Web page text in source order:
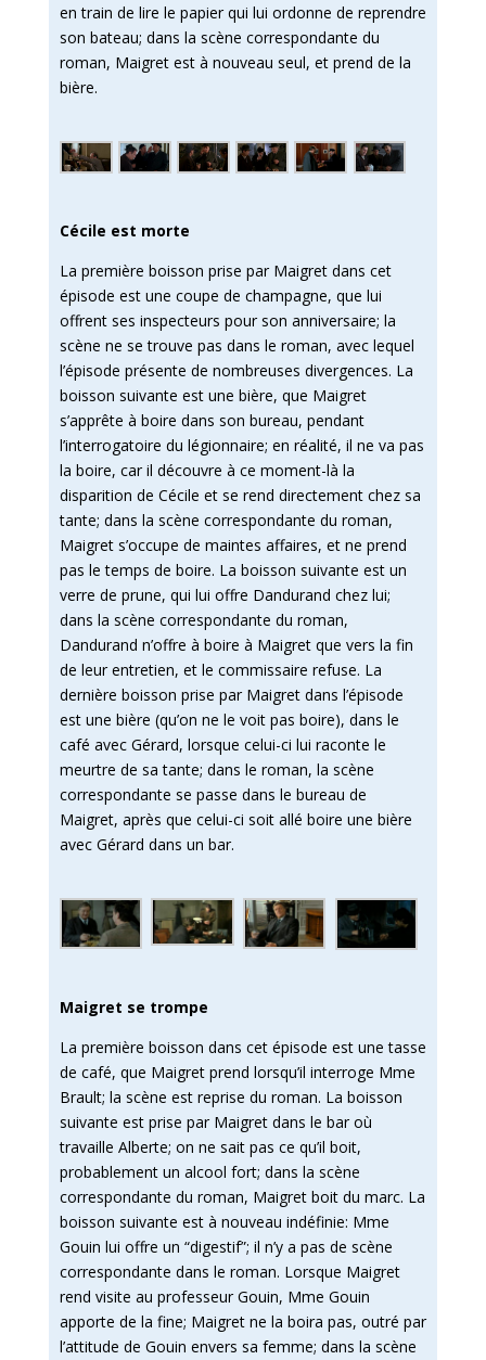
en train de lire le papier qui lui ordonne de reprendre
son bateau; dans la scène correspondante du
roman, Maigret est à nouveau seul, et prend de la
bière.
Cécile est morte
La première boisson prise par Maigret dans cet
épisode est une coupe de champagne, que lui
offrent ses inspecteurs pour son anniversaire; la
scène ne se trouve pas dans le roman, avec lequel
l’épisode présente de nombreuses divergences. La
boisson suivante est une bière, que Maigret
s’apprête à boire dans son bureau, pendant
l’interrogatoire du légionnaire; en réalité, il ne va pas
la boire, car il découvre à ce moment-là la
disparition de Cécile et se rend directement chez sa
tante; dans la scène correspondante du roman,
Maigret s’occupe de maintes affaires, et ne prend
pas le temps de boire. La boisson suivante est un
verre de prune, qui lui offre Dandurand chez lui;
dans la scène correspondante du roman,
Dandurand n’offre à boire à Maigret que vers la fin
de leur entretien, et le commissaire refuse. La
dernière boisson prise par Maigret dans l’épisode
est une bière (qu’on ne le voit pas boire), dans le
café avec Gérard, lorsque celui-ci lui raconte le
meurtre de sa tante; dans le roman, la scène
correspondante se passe dans le bureau de
Maigret, après que celui-ci soit allé boire une bière
avec Gérard dans un bar.
Maigret se trompe
La première boisson dans cet épisode est une tasse
de café, que Maigret prend lorsqu’il interroge Mme
Brault; la scène est reprise du roman. La boisson
suivante est prise par Maigret dans le bar où
travaille Alberte; on ne sait pas ce qu’il boit,
probablement un alcool fort; dans la scène
correspondante du roman, Maigret boit du marc. La
boisson suivante est à nouveau indéfinie: Mme
Gouin lui offre un “digestif”; il n’y a pas de scène
correspondante dans le roman. Lorsque Maigret
rend visite au professeur Gouin, Mme Gouin
apporte de la fine; Maigret ne la boira pas, outré par
l’attitude de Gouin envers sa femme; dans la scène